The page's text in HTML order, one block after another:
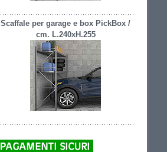
Scaffale per garage e box PickBox /
cm. L.240xH.255